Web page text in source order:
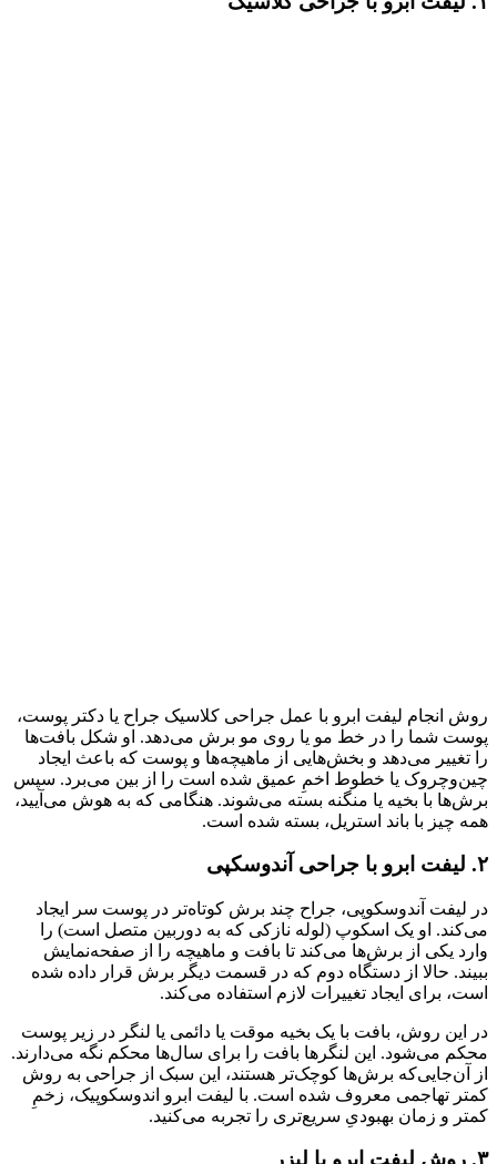
روش انجام لیفت ابرو با عمل جراحی کلاسیک جراح یا دکتر پوست،
پوست شما را در خط مو یا روی مو برش می‌دهد. او شکل بافت‌ها
را تغییر می‌دهد و بخش‌هایی از ماهیچه‌ها و پوست که باعث ایجاد
چین‌وچروک یا خطوط اخمِ عمیق شده است را از بین می‌برد. سپس
برش‌ها با بخیه یا منگنه بسته می‌شوند. هنگامی که به هوش می‌آیید،
همه چیز با باند استریل، بسته شده است.
۲. لیفت ابرو با جراحی آندوسکپی
در لیفت آندوسکوپی، جراح چند برش کوتاه‌تر در پوست سر ایجاد
می‌کند. او یک اسکوپ (لوله نازکی که به دوربین متصل است) را
وارد یکی از برش‌ها می‌کند تا بافت و ماهیچه را از صفحه‌نمایش
ببیند. حالا از دستگاه دوم که در قسمت دیگر برش قرار داده شده
است، برای ایجاد تغییرات لازم استفاده می‌کند.
در این روش، بافت با یک بخیه موقت یا دائمی یا لنگر در زیر پوست
محکم می‌شود. این لنگرها بافت را برای سال‌ها محکم نگه می‌دارند.
از آن‌جایی‌که برش‌ها کوچک‌تر هستند، این سبک از جراحی به روش
کمتر تهاجمی معروف شده است. با لیفت ابرو اندوسکوپیک، زخمِ
کمتر و زمان بهبودیِ سریع‌تری را تجربه می‌کنید.
۳. روش لیفت ابرو با لیزر